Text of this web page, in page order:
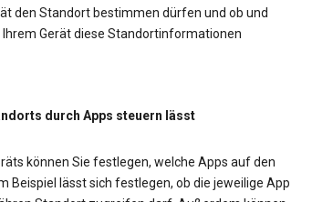
den Standort bestimmen dürfen und ob und
Gerät diese Standortinformationen
durch Apps steuern lässt
können Sie festlegen, welche Apps auf den
lässt sich festlegen, ob die jeweilige App